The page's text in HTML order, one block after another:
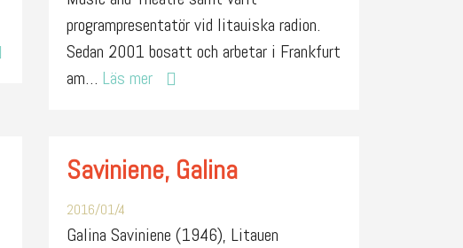
programpresentatör vid litauiska radion.
Sedan 2001 bosatt och arbetar i Frankfurt
am… Läs mer
Saviniene, Galina
2016/01/4
Galina Saviniene (1946), Litauen